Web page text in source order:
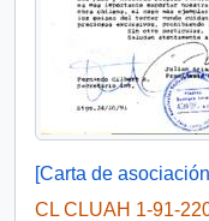
CL CLUAH 1-91-